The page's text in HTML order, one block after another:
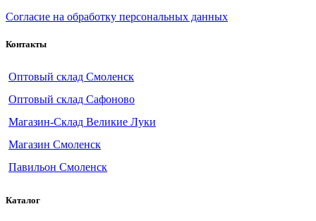
Согласие на обработку персональных данных
Контакты
Оптовый склад Смоленск
Оптовый склад Сафоново
Магазин-Склад Великие Луки
Магазин Смоленск
Павильон Смоленск
Каталог